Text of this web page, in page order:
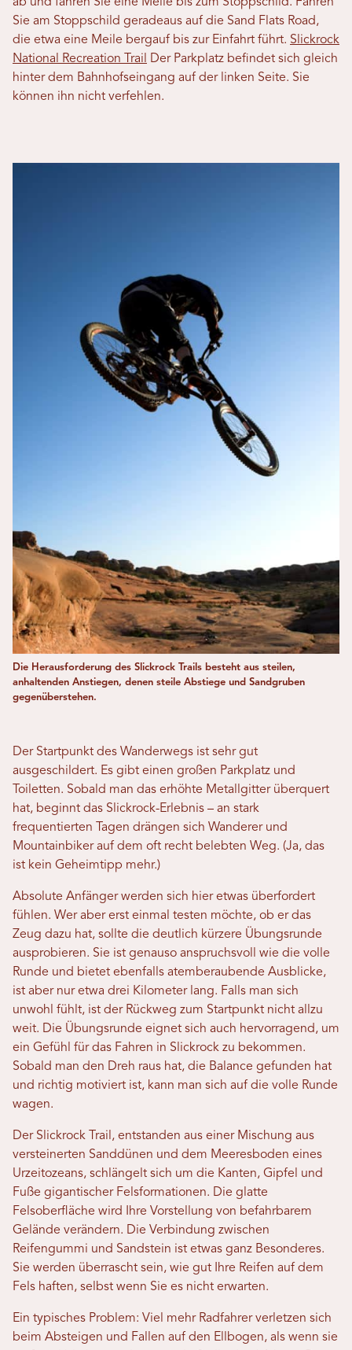
Sie am Stoppschild geradeaus auf die Sand Flats Road,
die etwa eine Meile bergauf bis zur Einfahrt führt. Slickrock
National Recreation Trail
Der Parkplatz befindet sich gleich
hinter dem Bahnhofseingang auf der linken Seite. Sie
können ihn nicht verfehlen.
Die Herausforderung des Slickrock Trails besteht aus steilen,
anhaltenden Anstiegen, denen steile Abstiege und Sandgruben
gegenüberstehen.
Der Startpunkt des Wanderwegs ist sehr gut
ausgeschildert. Es gibt einen großen Parkplatz und
Toiletten. Sobald man das erhöhte Metallgitter überquert
hat, beginnt das Slickrock-Erlebnis – an stark
frequentierten Tagen drängen sich Wanderer und
Mountainbiker auf dem oft recht belebten Weg. (Ja, das
ist kein Geheimtipp mehr.)
Absolute Anfänger werden sich hier etwas überfordert
fühlen. Wer aber erst einmal testen möchte, ob er das
Zeug dazu hat, sollte die deutlich kürzere Übungsrunde
ausprobieren. Sie ist genauso anspruchsvoll wie die volle
Runde und bietet ebenfalls atemberaubende Ausblicke,
ist aber nur etwa drei Kilometer lang. Falls man sich
unwohl fühlt, ist der Rückweg zum Startpunkt nicht allzu
weit. Die Übungsrunde eignet sich auch hervorragend, um
ein Gefühl für das Fahren in Slickrock zu bekommen.
Sobald man den Dreh raus hat, die Balance gefunden hat
und richtig motiviert ist, kann man sich auf die volle Runde
wagen.
Der Slickrock Trail, entstanden aus einer Mischung aus
versteinerten Sanddünen und dem Meeresboden eines
Urzeitozeans, schlängelt sich um die Kanten, Gipfel und
Fuße gigantischer Felsformationen. Die glatte
Felsoberfläche wird Ihre Vorstellung von befahrbarem
Gelände verändern. Die Verbindung zwischen
Reifengummi und Sandstein ist etwas ganz Besonderes.
Sie werden überrascht sein, wie gut Ihre Reifen auf dem
Fels haften, selbst wenn Sie es nicht erwarten.
Ein typisches Problem: Viel mehr Radfahrer verletzen sich
beim Absteigen und Fallen auf den Ellbogen, als wenn sie